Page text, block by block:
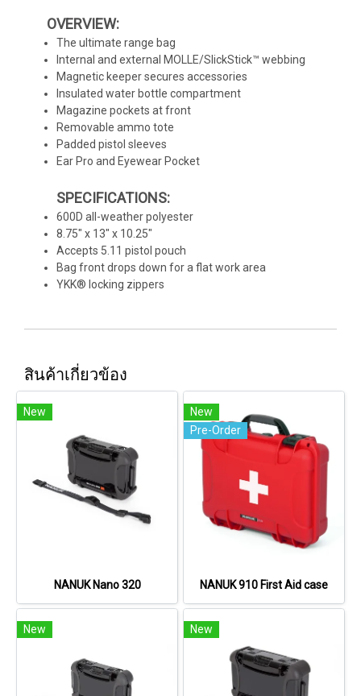
OVERVIEW:
The ultimate range bag
Internal and external MOLLE/SlickStick™ webbing
Magnetic keeper secures accessories
Insulated water bottle compartment
Magazine pockets at front
Removable ammo tote
Padded pistol sleeves
Ear Pro and Eyewear Pocket
SPECIFICATIONS:
600D all-weather polyester
8.75" x 13" x 10.25"
Accepts 5.11 pistol pouch
Bag front drops down for a flat work area
YKK® locking zippers
สินค้าเกี่ยวข้อง
New
NANUK Nano 320
New
Pre-Order
NANUK 910 First Aid case
New New